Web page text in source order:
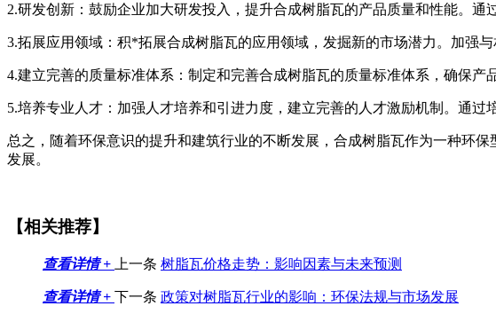
2.研发创新：鼓励企业加大研发投入，提升合成树脂瓦的产品质量和性能。
3.拓展应用领域：积*拓展合成树脂瓦的应用领域，发掘新的市场潜力。加强
4.建立完善的质量标准体系：制定和完善合成树脂瓦的质量标准体系，确保
5.培养专业人才：加强人才培养和引进力度，建立完善的人才激励机制。通
总之，随着环保意识的提升和建筑行业的不断发展，合成树脂瓦作为一种环
发展。
【相关推荐】
查看详情 + 上一条 树脂瓦价格走势：影响因素与未来预测
查看详情 + 下一条 政策对树脂瓦行业的影响：环保法规与市场发展